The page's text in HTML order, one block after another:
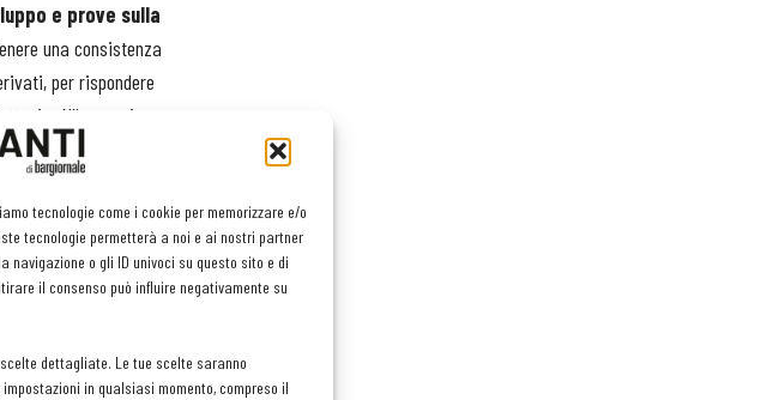
tecnologie come i cookie per memorizzare e/o
tecnologie permetterà a noi e ai nostri partner
o gli ID univoci su questo sito e di
il consenso può influire negativamente su
dettagliate. Le tue scelte saranno
in qualsiasi momento, compreso il
e prove sulla
una consistenza
per rispondere
All’assaggio
Il
suo colore vivo e il
di tradizione e
di una cura
armonioso degli